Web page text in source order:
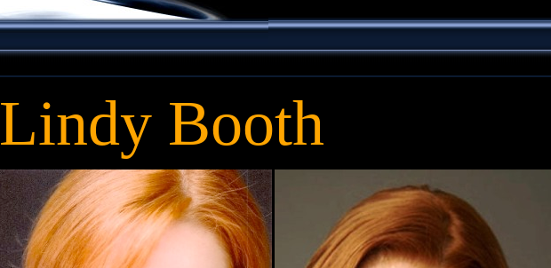
Lindy Booth